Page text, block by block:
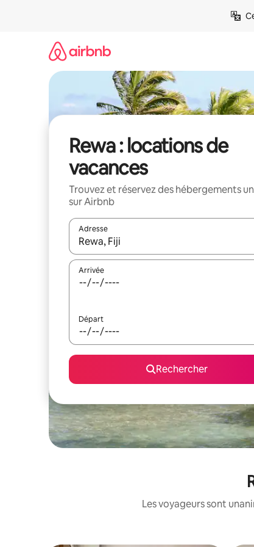
Rewa : locations de
vacances
Trouvez et réservez des hébergements
sur Airbnb
Adresse
Lorsque les résultats s'affichent, utilisez les
Arrivée
Départ
Rechercher
Les voyageurs sont